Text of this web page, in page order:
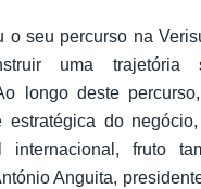
o seu percurso na
uma trajetória
longo deste
do
fruto
Anguita,